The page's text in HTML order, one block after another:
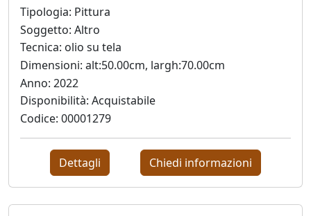
Nicola
De
Luca
Stefano
Di
Lorito
Lorella
Tipologia: Pittura
Soggetto: Altro
Tecnica: olio su tela
Dimensioni: alt:50.00cm, largh:70.00cm
Anno: 2022
Disponibilità: Acquistabile
Codice: 00001279
Dettagli Chiedi informazioni